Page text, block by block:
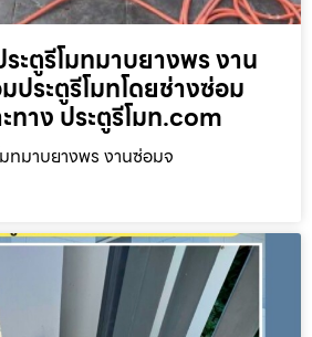
ะตูรีโมทมาบยางพร งาน
ประตูรีโมทโดยช่างซ่อม
ทาง ประตูรีโมท.com
มทมาบยางพร งานซ่อมจ